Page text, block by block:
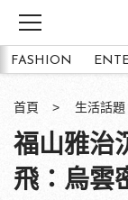
FASHION
首頁 生活話題
福山雅治
飛：烏雲